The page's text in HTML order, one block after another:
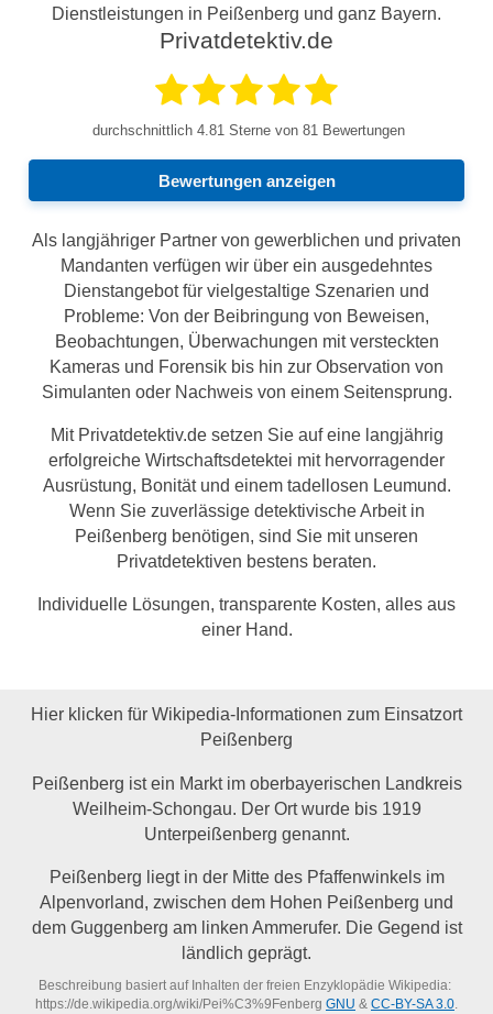
Dienstleistungen in Peißenberg und ganz Bayern.
Privatdetektiv.de
durchschnittlich 4.81 Sterne von 81 Bewertungen
Bewertungen anzeigen
Als langjähriger Partner von gewerblichen und privaten
Mandanten verfügen wir über ein ausgedehntes
Dienstangebot für vielgestaltige Szenarien und
Probleme: Von der Beibringung von Beweisen,
Beobachtungen, Überwachungen mit versteckten
Kameras und Forensik bis hin zur Observation von
Simulanten oder Nachweis von einem Seitensprung.
Mit Privatdetektiv.de setzen Sie auf eine langjährig
erfolgreiche Wirtschaftsdetektei mit hervorragender
Ausrüstung, Bonität und einem tadellosen Leumund.
Wenn Sie zuverlässige detektivische Arbeit in
Peißenberg benötigen, sind Sie mit unseren
Privatdetektiven bestens beraten.
Individuelle Lösungen, transparente Kosten, alles aus
einer Hand.
Hier klicken für Wikipedia-Informationen zum Einsatzort
Peißenberg
Peißenberg ist ein Markt im oberbayerischen Landkreis
Weilheim-Schongau. Der Ort wurde bis 1919
Unterpeißenberg genannt.
Peißenberg liegt in der Mitte des Pfaffenwinkels im
Alpenvorland, zwischen dem Hohen Peißenberg und
dem Guggenberg am linken Ammerufer. Die Gegend ist
ländlich geprägt.
Beschreibung basiert auf Inhalten der freien Enzyklopädie Wikipedia:
https://de.wikipedia.org/wiki/Pei%C3%9Fenberg GNU & CC-BY-SA 3.0.